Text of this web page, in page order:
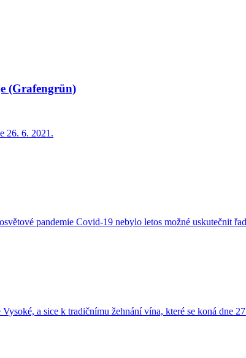
(Grafengrün)
26. 6. 2021.
pandemie Covid-19 nebylo letos možné uskutečnit
a sice k tradičnímu žehnání vína, které se koná dne